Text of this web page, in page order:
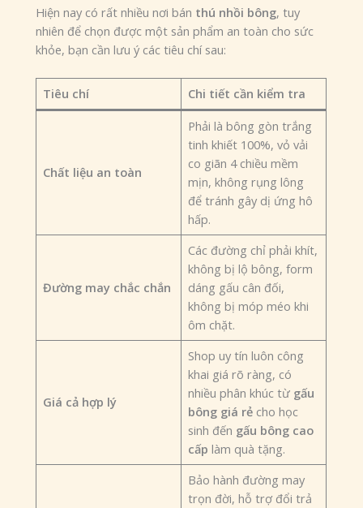
Hiện nay có rất nhiều nơi bán thú nhồi bông, tuy
nhiên để chọn được một sản phẩm an toàn cho sức
khỏe, bạn cần lưu ý các tiêu chí sau:
Tiêu chí Chi tiết cần kiểm tra
Chất liệu an toàn
Phải là bông gòn trắng
tinh khiết 100%, vỏ vải
co giãn 4 chiều mềm
mịn, không rụng lông
để tránh gây dị ứng hô
hấp.
Đường may chắc chắn
Các đường chỉ phải khít,
không bị lộ bông, form
dáng gấu cân đối,
không bị móp méo khi
ôm chặt.
Giá cả hợp lý
Shop uy tín luôn công
khai giá rõ ràng, có
nhiều phân khúc từ gấu
bông giá rẻcho học
sinh đến gấu bông cao
cấp làm quà tặng.
Bảo hành đường may
trọn đời, hỗ trợ đổi trả